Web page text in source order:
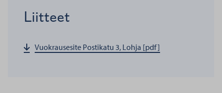
Liitteet
Vuokrausesite Postikatu 3, Lohja [pdf]